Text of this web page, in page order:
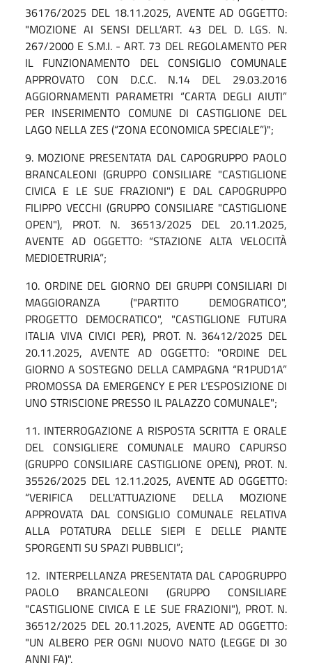
36176/2025 DEL 18.11.2025, AVENTE AD OGGETTO:
"MOZIONE AI SENSI DELL’ART. 43 DEL D. LGS. N.
267/2000 E S.M.I. - ART. 73 DEL REGOLAMENTO PER
IL FUNZIONAMENTO DEL CONSIGLIO COMUNALE
APPROVATO CON D.C.C. N.14 DEL 29.03.2016
AGGIORNAMENTI PARAMETRI “CARTA DEGLI AIUTI”
PER INSERIMENTO COMUNE DI CASTIGLIONE DEL
LAGO NELLA ZES (“ZONA ECONOMICA SPECIALE”)";
9. MOZIONE PRESENTATA DAL CAPOGRUPPO PAOLO
BRANCALEONI (GRUPPO CONSILIARE "CASTIGLIONE
CIVICA E LE SUE FRAZIONI") E DAL CAPOGRUPPO
FILIPPO VECCHI (GRUPPO CONSILIARE "CASTIGLIONE
OPEN"), PROT. N. 36513/2025 DEL 20.11.2025,
AVENTE AD OGGETTO: “STAZIONE ALTA VELOCITÀ
MEDIOETRURIA”;
10. ORDINE DEL GIORNO DEI GRUPPI CONSILIARI DI
MAGGIORANZA ("PARTITO DEMOGRATICO",
PROGETTO DEMOCRATICO", "CASTIGLIONE FUTURA
ITALIA VIVA CIVICI PER), PROT. N. 36412/2025 DEL
20.11.2025, AVENTE AD OGGETTO: "ORDINE DEL
GIORNO A SOSTEGNO DELLA CAMPAGNA “R1PUD1A”
PROMOSSA DA EMERGENCY E PER L’ESPOSIZIONE DI
UNO STRISCIONE PRESSO IL PALAZZO COMUNALE";
11. INTERROGAZIONE A RISPOSTA SCRITTA E ORALE
DEL CONSIGLIERE COMUNALE MAURO CAPURSO
(GRUPPO CONSILIARE CASTIGLIONE OPEN), PROT. N.
35526/2025 DEL 12.11.2025, AVENTE AD OGGETTO:
“VERIFICA DELL'ATTUAZIONE DELLA MOZIONE
APPROVATA DAL CONSIGLIO COMUNALE RELATIVA
ALLA POTATURA DELLE SIEPI E DELLE PIANTE
SPORGENTI SU SPAZI PUBBLICI”;
12. INTERPELLANZA PRESENTATA DAL CAPOGRUPPO
PAOLO BRANCALEONI (GRUPPO CONSILIARE
"CASTIGLIONE CIVICA E LE SUE FRAZIONI"), PROT. N.
36512/2025 DEL 20.11.2025, AVENTE AD OGGETTO:
"UN ALBERO PER OGNI NUOVO NATO (LEGGE DI 30
ANNI FA)".